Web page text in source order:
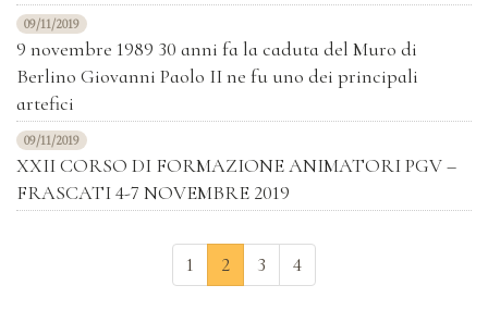
09/11/2019
9 novembre 1989 30 anni fa la caduta del Muro di
Berlino Giovanni Paolo II ne fu uno dei principali
artefici
09/11/2019
XXII CORSO DI FORMAZIONE ANIMATORI PGV –
FRASCATI 4-7 NOVEMBRE 2019
1 2 3 4